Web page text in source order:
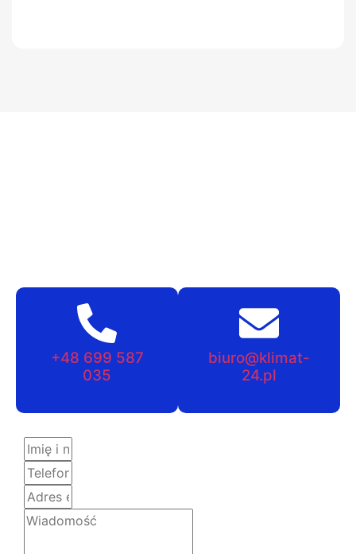
+48 699 587
035
biuro@klimat-
24.pl